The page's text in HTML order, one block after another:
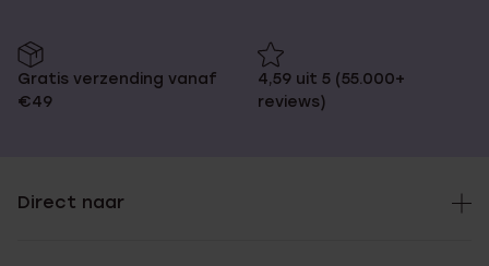
Gratis verzending vanaf
€49
4,59 uit 5 (55.000+
reviews)
Direct naar